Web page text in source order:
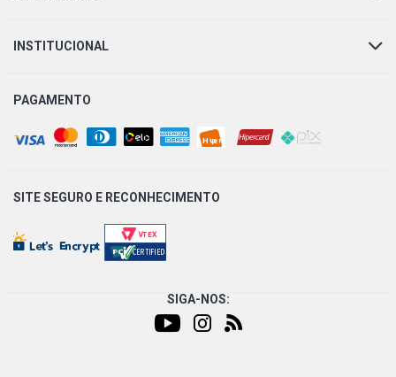
INSTITUCIONAL
PAGAMENTO
SITE SEGURO E RECONHECIMENTO
SIGA-NOS: